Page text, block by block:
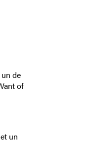
de
of
un